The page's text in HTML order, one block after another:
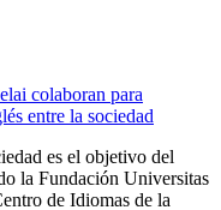
colaboran para
entre la sociedad
es el objetivo del
la Fundación Universitas
de Idiomas de la